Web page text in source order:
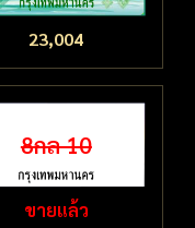
23,004
8กล 10
ขายแล้ว